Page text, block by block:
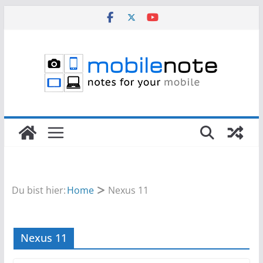
Du bist hier:Home Nexus 11
Nexus 11